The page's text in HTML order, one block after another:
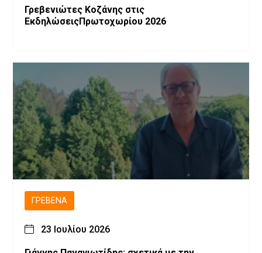
Γρεβενιώτες Κοζάνης στις
ΕκδηλώσειςΠρωτοχωρίου 2026
ΓΡΕΒΕΝΆ
23 Ιουλίου 2026